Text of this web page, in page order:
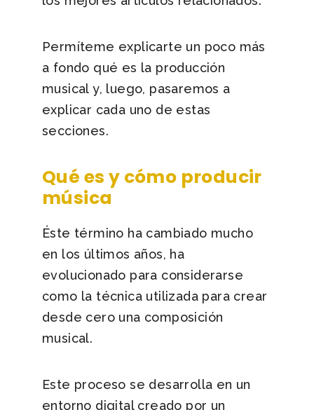
Permíteme explicarte un poco más
a fondo qué es la producción
musical y, luego, pasaremos a
explicar cada uno de estas
secciones.
Qué es y cómo producir
música
Éste término ha cambiado mucho
en los últimos años, ha
evolucionado para considerarse
como la técnica utilizada para crear
desde cero una composición
musical.
Este proceso se desarrolla en un
entorno digital creado por un